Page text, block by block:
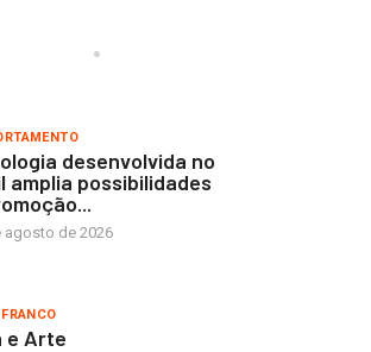
desenvolvida no
amplia possibilidades
agosto de 2026
e Arte